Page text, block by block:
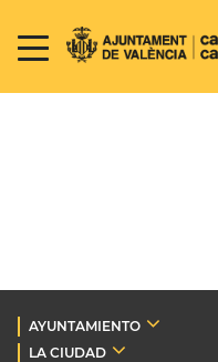
AYUNTAMIENTO
LA CIUDAD